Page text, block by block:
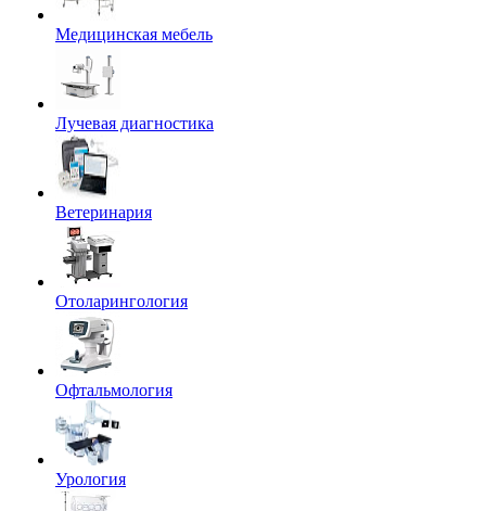
Медицинская мебель
Лучевая диагностика
Ветеринария
Отоларингология
Офтальмология
Урология